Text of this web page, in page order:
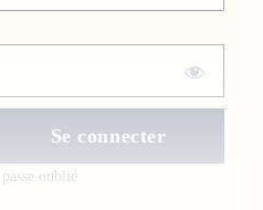
oublié